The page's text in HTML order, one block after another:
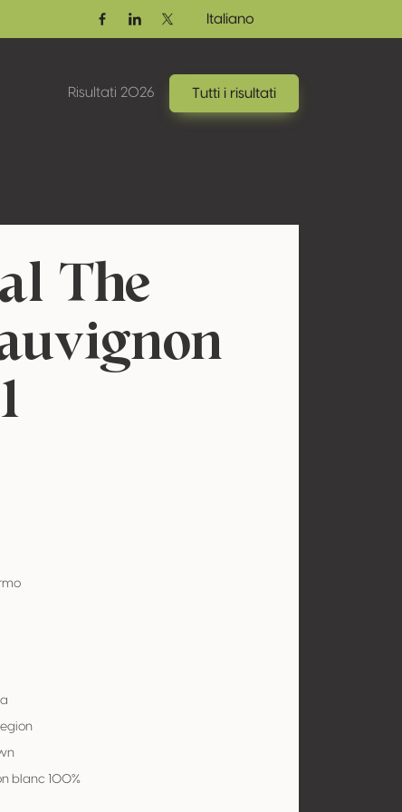
FacebookLinkedinTwitter / X
Italiano
Risultati 2026 Tutti i risultati
The
blanc 100%